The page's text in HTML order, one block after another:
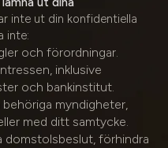
inte ut din konfidentiella
inte:
och förordningar.
inklusive
och bankinstitut.
myndigheter,
med ditt samtycke.
domstolsbeslut, förhindra